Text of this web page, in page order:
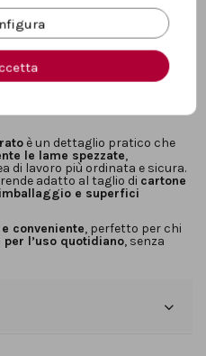
cantiere, magazzino, officina
semplicità d’uso e
compromesso tra qualità e
maggiore
larotella di bloccaggio
è un dettaglio pratico che
le lame spezzate,
di lavoro più ordinata e sicura.
adatto al taglio di cartone
e superfici
conveniente, perfetto per chi
l’uso quotidiano, senza